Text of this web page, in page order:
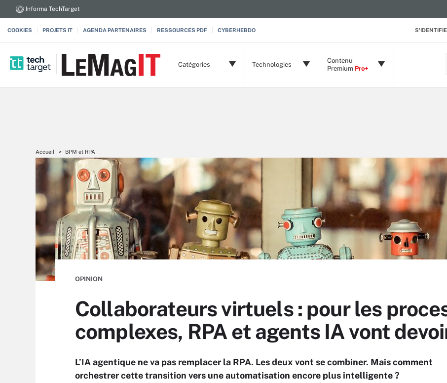
Informa TechTarget
COOKIES PROJETS IT AGENDA PARTENAIRES RESSOURCES PDF CYBERHEBDO
Catégories Technologies
Contenu
Premium Pro+
Accueil BPM et RPA
OPINION
Collaborateurs virtuels : pour les
complexes, RPA et agents IA vont
L’IA agentique ne va pas remplacer la RPA. Les deux vont se combiner. Mais comment
orchestrer cette transition vers une automatisation encore plus intelligente ?